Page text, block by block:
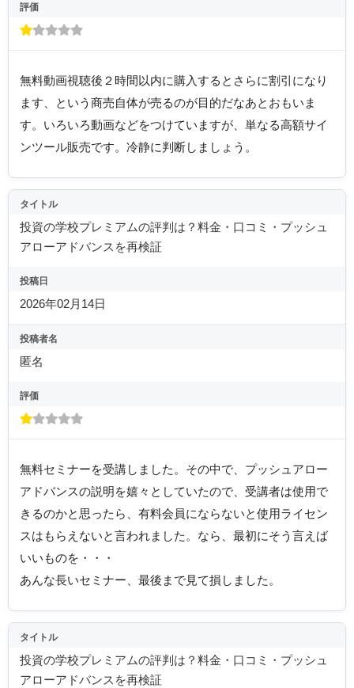
評価
無料動画視聴後２時間以内に購入するとさらに割引になり
ます、という商売自体が売るのが目的だなあとおもいま
す。いろいろ動画などをつけていますが、単なる高額サイ
ンツール販売です。冷静に判断しましょう。
タイトル
投資の学校プレミアムの評判は？料金・口コミ・プッシュ
アローアドバンスを再検証
投稿日
2026年02月14日
投稿者名
匿名
評価
無料セミナーを受講しました。その中で、プッシュアロー
アドバンスの説明を嬉々としていたので、受講者は使用で
きるのかと思ったら、有料会員にならないと使用ライセン
スはもらえないと言われました。なら、最初にそう言えば
いいものを・・・
あんな長いセミナー、最後まで見て損しました。
タイトル
投資の学校プレミアムの評判は？料金・口コミ・プッシュ
アローアドバンスを再検証